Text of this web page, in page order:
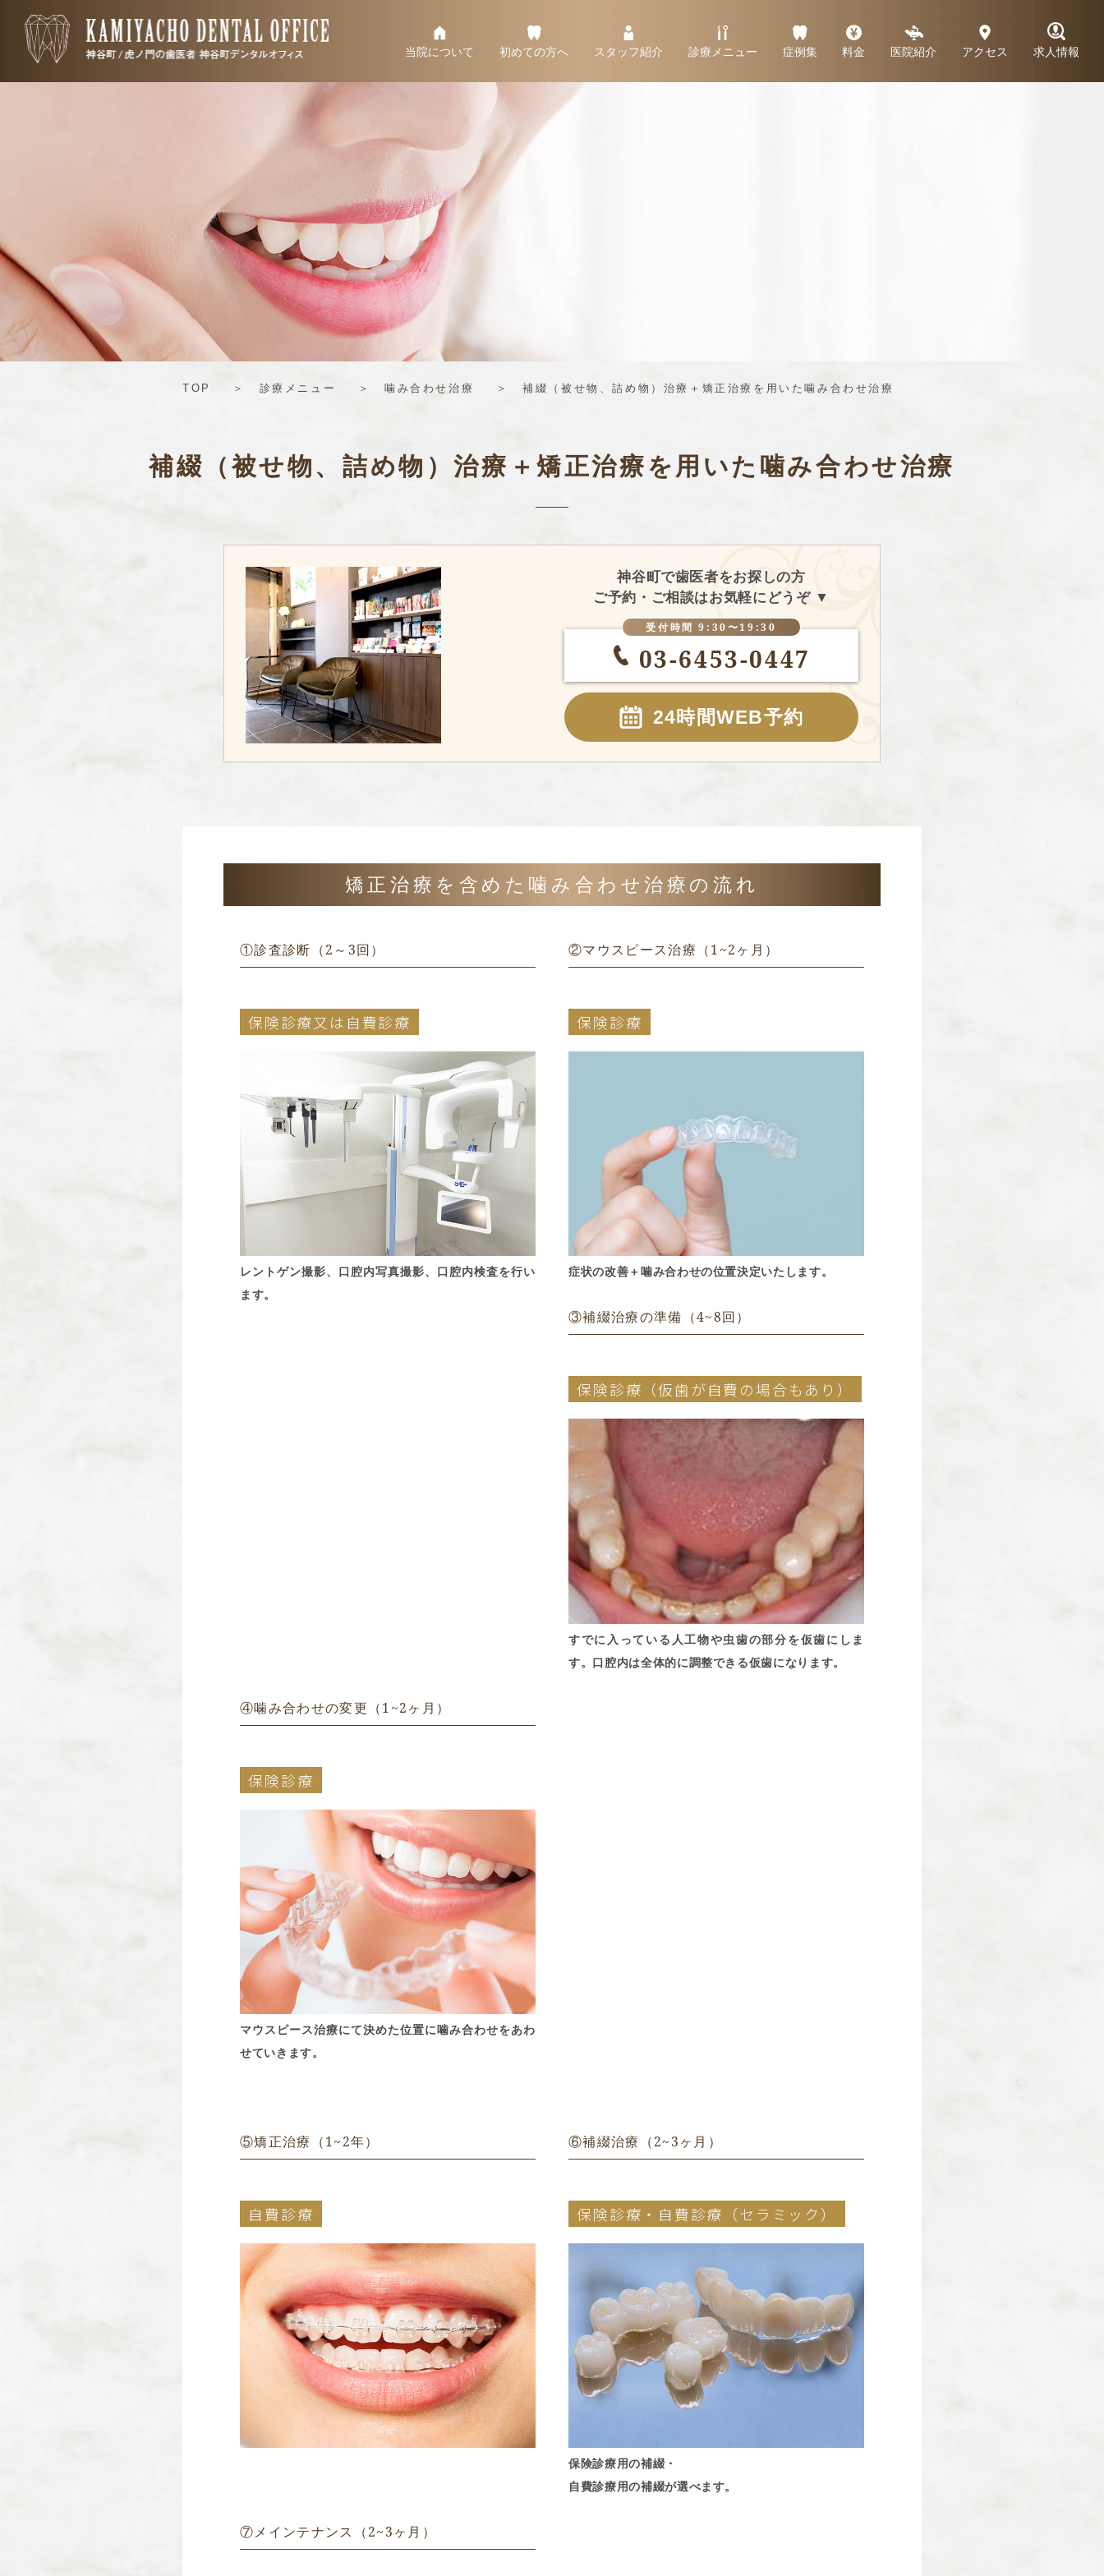
TOP 診療メニュー 噛み合わせ治療 補綴（被せ物、詰め物）治療＋矯正治療を用いた噛み合わせ治療
補綴（被せ物、詰め物）治療＋矯正治療を用いた噛み合わせ治療
神谷町で歯医者をお探しの方
ご予約・ご相談はお気軽にどうぞ ▼
受付時間 9:30〜19:30
03-6453-0447
24時間WEB予約
矯正治療を含めた 噛み合わせ治療の流れ
①診査診断（2～3回）
保険診療又は自費診療
レントゲン撮影、口腔内写真撮影、口腔内検査を行い
ます。
②マウスピース治療（1~2ヶ月）
保険診療
症状の改善＋噛み合わせの位置決定いたします。
③補綴治療の準備（4~8回）
保険診療 （仮歯が自費の場合もあり）
すでに入っている人工物や虫歯の部分を仮歯にしま
す。口腔内は全体的に調整できる仮歯になります。
④噛み合わせの変更（1~2ヶ月）
保険診療
マウスピース治療にて決めた位置に噛み合わせをあわ
せていきます。
⑤矯正治療（1~2年）
自費診療
⑥補綴治療（2~3ヶ月）
保険診療・自費診療 （セラミック）
保険診療用の補綴・
自費診療用の補綴が選べます。
⑦メインテナンス（2~3ヶ月）
当院について 初めての方へ スタッフ紹介 診療メニュー 症例集 料金 医院紹介 アクセス 求人情報